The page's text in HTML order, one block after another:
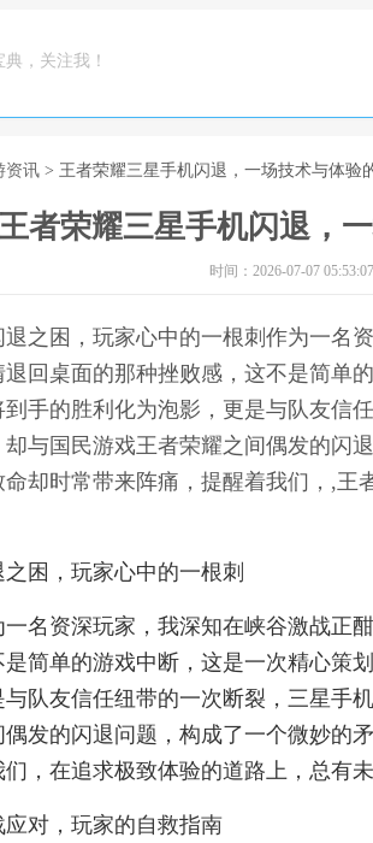
，关注我！
资讯 > 王者荣耀三星手机闪退，一场技术与体验
者荣耀三星手机闪退，
时间：2026-07-07 05:53:07
之困，玩家心中的一根刺作为一名
退回桌面的那种挫败感，这不是简单
到手的胜利化为泡影，更是与队友信
却与国民游戏王者荣耀之间偶发的闪
命却时常带来阵痛，提醒着我们，,
之困，玩家心中的一根刺
一名资深玩家，我深知在峡谷激战正
是简单的游戏中断，这是一次精心策
与队友信任纽带的一次断裂，三星手
发的闪退问题，构成了一个微妙的
，在追求极致体验的道路上，总有未
应对，玩家的自救指南